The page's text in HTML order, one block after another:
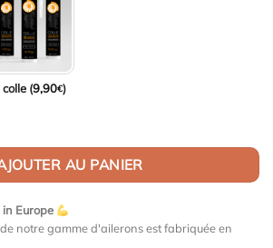
colle (9,90€)
Becquet Ligne-S pour Audi A4 B9 (2015-
AU PANIER
Europe
notre gamme d'ailerons est fabriquée en